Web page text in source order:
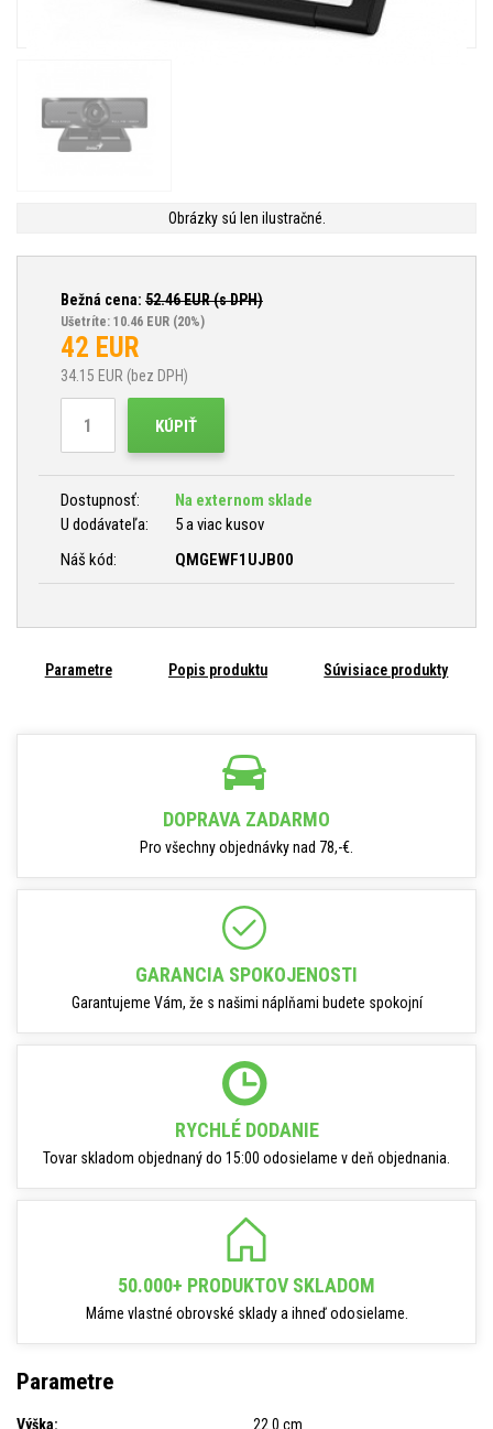
Obrázky sú len ilustračné.
Bežná cena: 52.46EUR (s DPH)
Ušetríte: 10.46 EUR (20%)
42 EUR
34.15 EUR (bez DPH)
KÚPIŤ
Dostupnosť:
Na externom sklade
U dodávateľa:
5 a viac kusov
Náš kód:
QMGEWF1UJB00
Parametre Popis produktu Súvisiace produkty
DOPRAVA ZADARMO
Pro všechny objednávky nad 78,-€.
GARANCIA SPOKOJENOSTI
Garantujeme Vám, že s našimi náplňami budete spokojní
RYCHLÉ DODANIE
Tovar skladom objednaný do 15:00 odosielame v deň objednania.
50.000+ PRODUKTOV SKLADOM
Máme vlastné obrovské sklady a ihneď odosielame.
Parametre
Výška: 22.0 cm